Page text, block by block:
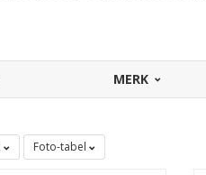
wel een stuk goedkoper dan de
MERK
Foto-tabel